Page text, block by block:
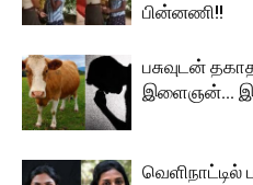
பின்னணி!!
பசுவுடன்
இளைஞன்…
வெளிநாட்டில்